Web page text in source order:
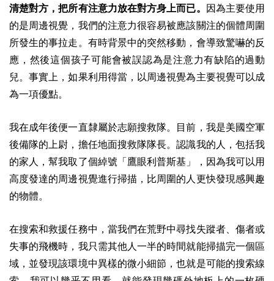
清楚對方，把所有注意力放在對方身上而已。
因為主要使用
的是周邊視覺，我們的注意力很容易被應該關注的個體周圍
所發生的事拉走。有時背景中的突然移動，會導致驚嚇的反
應，然後這個孩子可能會被誤認為是注意力有缺陷的過動
兒。事實上，如果利用得當，以周邊視覺為主要視覺可以成
為一項優點。
我在成年後便一直隸屬於志願搜救隊。目前，我是美國空軍
後備隊的上尉，擔任地面搜救隊隊長。認識我的人，包括我
的家人，幫我取了個綽號「鷹眼利普斯基」，因為我可以用
高度發達的周邊視覺進行掃描，比周圍的人更快發現感興趣
的物體。
在搜索和救援任務中，當我們在荒野中尋找失蹤者、傷者或
失事的飛機時，我只需其他人一半的時間就能掃描完一個區
域，並發現該環境中異樣的微小細節，也就是可能的搜索線